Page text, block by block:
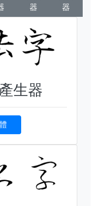
器
器
生器